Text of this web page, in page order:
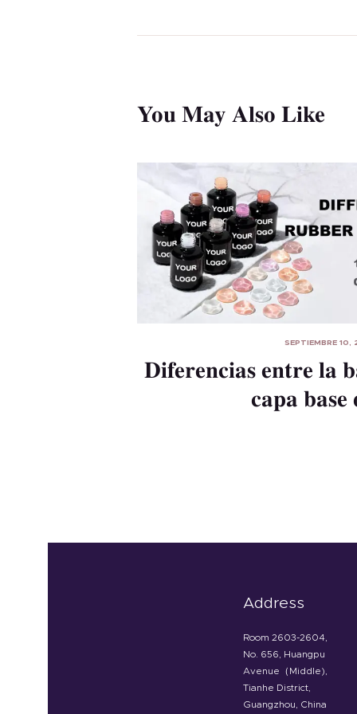
You May Also Like
SEPTIEMBRE 10,
Diferencias entre la
capa base
Address
Room 2603-2604,
No. 656, Huangpu
Avenue（Middle),
Tianhe District,
Guangzhou, China